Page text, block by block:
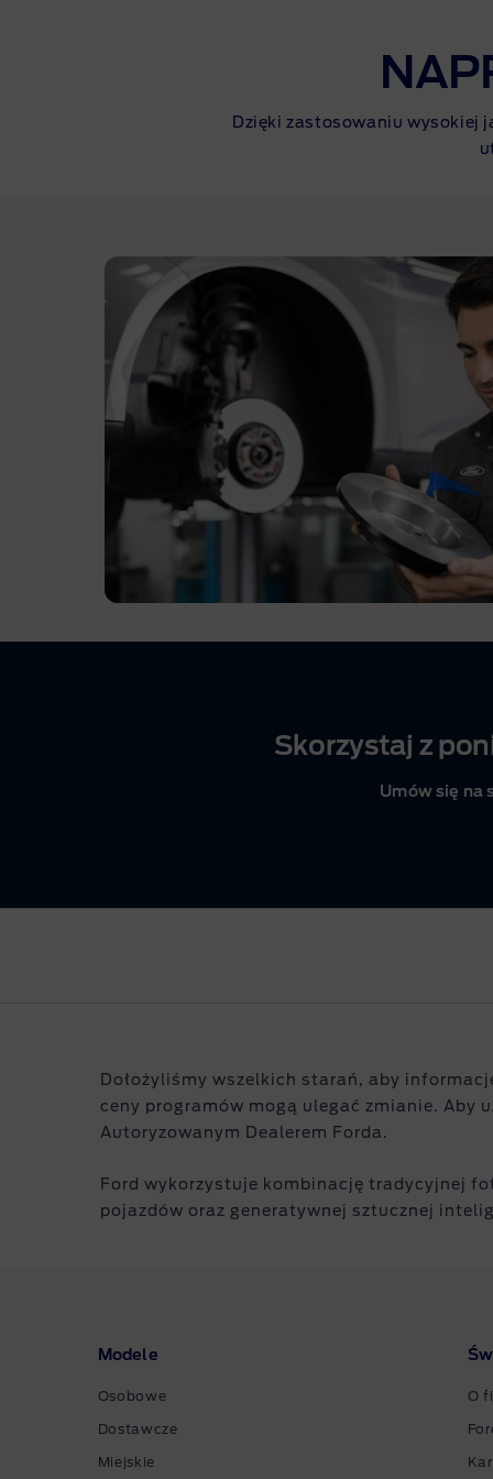
Dzięki zastosowaniu wysokiej
Skorzystaj z
Umów się na
Dołożyliśmy wszelkich starań, aby
ceny programów mogą ulegać zmianie. Aby
Autoryzowanym Dealerem Forda.
Ford wykorzystuje kombinację tradycyjnej
pojazdów oraz generatywnej sztucznej
Modele
Osobowe
Dostawcze
Miejskie
O